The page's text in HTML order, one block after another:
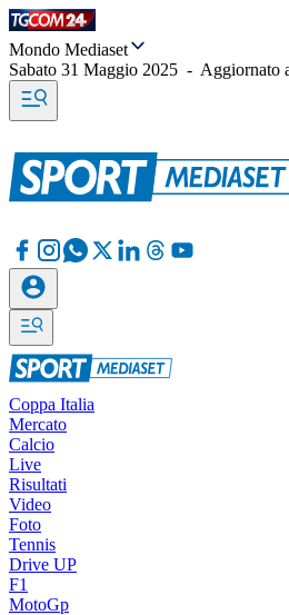
Mondo Mediaset
Sabato 31 Maggio 2025 - Aggiornato
Coppa Italia
Mercato
Calcio
Live
Risultati
Video
Foto
Tennis
Drive UP
F1
MotoGp